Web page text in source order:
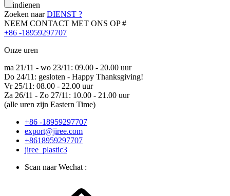
indienen
Zoeken naarDIENST ?
NEEM CONTACT MET ONS OP #
+86 -18959297707
Onze uren
ma 21/11 - wo 23/11: 09.00 - 20.00 uur
Do 24/11: gesloten - Happy Thanksgiving!
Vr 25/11: 08.00 - 22.00 uur
Za 26/11 - Zo 27/11: 10.00 - 21.00 uur
(alle uren zijn Eastern Time)
+86 -18959297707
export@jiree.com
+8618959297707
jiree_plastic3
Scan naar Wechat :